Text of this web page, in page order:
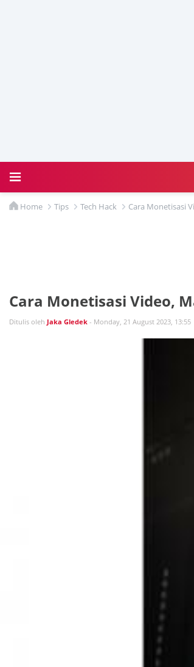
Home Tips Tech Hack Cara Monetisasi
Cara Monetisasi Video,
Ditulis oleh Jaka Gledek - Monday, 21 August 2023, 13:55